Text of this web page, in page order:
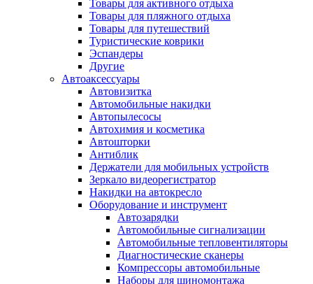
Товары для активного отдыха
Товары для пляжного отдыха
Товары для путешествий
Туристические коврики
Эспандеры
Другие
Автоаксессуары
Автовизитка
Автомобильные накидки
Автопылесосы
Автохимия и косметика
Автошторки
Антиблик
Держатели для мобильных устройств
Зеркало видеорегистратор
Накидки на автокресло
Оборудование и инструмент
Автозарядки
Автомобильные сигнализации
Автомобильные тепловентиляторы
Диагностические сканеры
Компрессоры автомобильные
Наборы для шиномонтажа